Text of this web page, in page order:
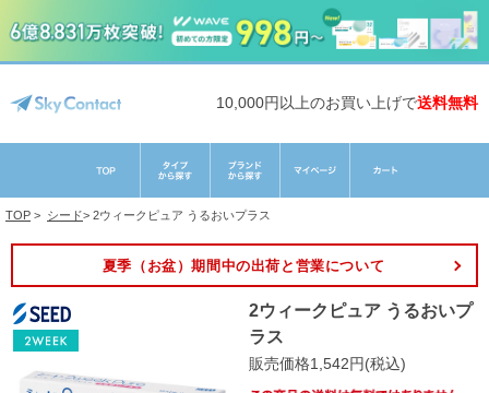
10,000円以上のお買い上げで送料無料
TOP > シード> 2ウィークピュア うるおいプラス
夏季（お盆）期間中の出荷と営業について
2ウィークピュア うるおいプ
ラス
販売価格1,542円(税込)